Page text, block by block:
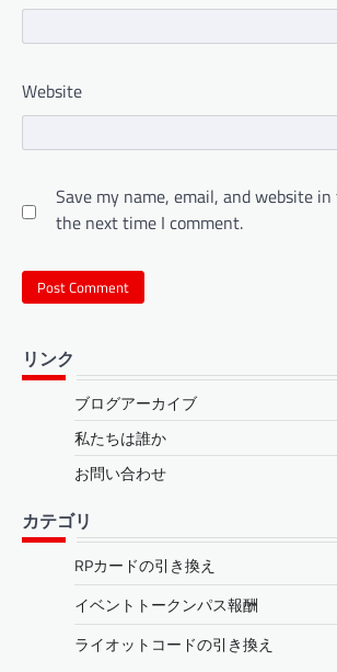
Website
Save my name, email, and website
the next time I comment.
リンク
ブログアーカイブ
私たちは誰か
お問い合わせ
カテゴリ
RPカードの引き換え
イベントトークンパス報酬
ライオットコードの引き換え